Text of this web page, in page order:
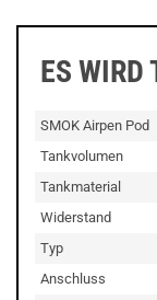
ES WIRD
SMOK Airpen Pod
Tankvolumen
Tankmaterial
Widerstand
Typ
Anschluss